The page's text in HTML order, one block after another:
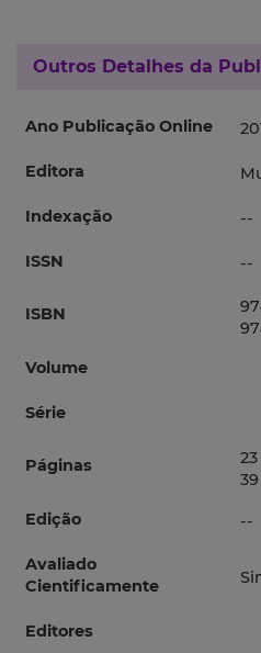
Outros Detalhes da
Ano Publicação Online
Editora
Indexação --
ISSN --
ISBN
Volume
Série
Páginas
23
39
Edição
--
Avaliado
Cientificamente
Editores